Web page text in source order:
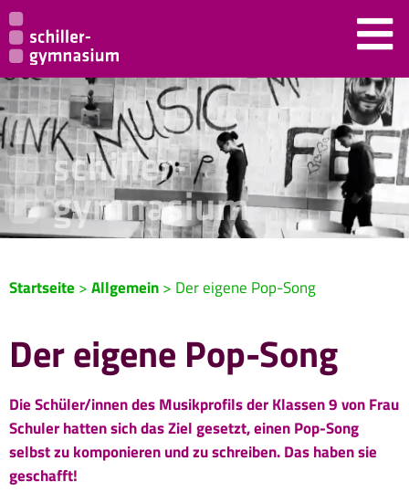
Startseite >Allgemein> Der eigene Pop-Song
Der eigene Pop-Song
Die Schüler/innen des Musikprofils der Klassen 9 von Frau
Schuler hatten sich das Ziel gesetzt, einen Pop-Song
selbst zu komponieren und zu schreiben. Das haben sie
geschafft!